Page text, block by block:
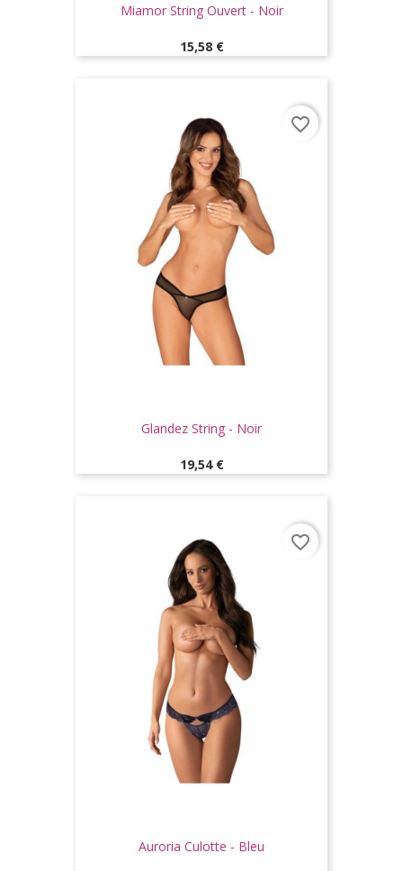
Miamor String Ouvert - Noir
Prix
15,58 €
Glandez String - Noir
Prix
19,54 €
favorite_border
Auroria Culotte - Bleu
favorite_border